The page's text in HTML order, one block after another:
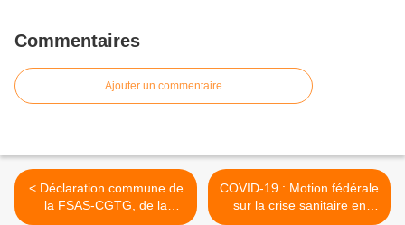
Commentaires
Ajouter un commentaire
< Déclaration commune de
la FSAS-CGTG, de la
COVID-19 : Motion fédérale
sur la crise sanitaire en